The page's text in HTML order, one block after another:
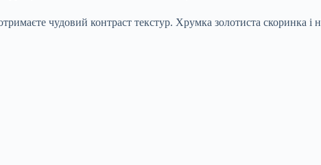
чудовий контраст текстур. Хрумка золотиста скоринка